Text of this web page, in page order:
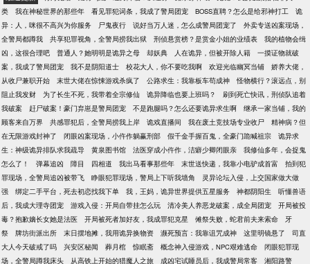
一直是品德高尚的大好人啊！
类
我在神秘世界的那些年 看见罪犯词条，我成了警局团宠 BOSS直聘？怎么是给邪神打工
诡
异：人，咪很不高兴为你服务
尸鬼夜行 说好当万人迷，怎么成警局团宠了
外卖专送凶案现场，
全警局都蹲我
共享犯罪视角，全警局捞我出狱 刑侦悬赏榜？是赏金小姐的业绩表
我的植物会缉
凶，这很合理吧
普通人？她明明是诡异之母 却妖典 人在诡异，但被开除人籍
一摸证物就破
案，我成了警局团宠
我不是阴阳道士 校花大人，你不要吃我啊 欢迎光临幽冥当铺
娇养大佬，
从收尸兼职开始
末世大佬在惊悚游戏杀疯了 公路求生：我靠板车苟成神
怪物横行？滚远点，别
阻止我发财
为了长生不死，我带着全宗修仙 诡异降临也要上班吗？
刷到死亡快讯，刑侦队追着
我破案
赶尸破案！豪门弃崽是警局团宠 不是跑腿吗？怎么还要诡异求生啊
继承一家当铺，我的
顾客来自万界
共感罪犯后，全警局捞我上岸 诡戏直播间 我在废土竞技场专业收尸
精神病？但
在无限游戏封神了
闭眼凶案现场，小仵作躺赢刑部 假千金手握百鬼，全豪门跪喊祖宗
诡异求
生：神级诡异排队求我疏导
黄泉图书馆 法医穿成小仵作，洁癖少卿闭眼亲
我修仙多年，会捉鬼
怎么了！
弹幕追凶 障目 四相道 我出马看事那些年 末世送快递，我靠小电驴成首富
拍到犯
罪现场，全警局追凶被带飞
睁眼犯罪现场，警局上下听我墙角
灵异论坛入侵，上交国家做大做
强
绑定二手平台，死去初恋找我下单 我，王妈，诡异世界提供五星服务 神都阴阳生
听懂兽语
后，我成大理寺团宠
游戏入侵：开局自带挂怎么玩 清冷美人养恶龙破案，成全局团宠
开局被投
毒？抱歉嫡长女她是法医
开局被死者加好友，我成罪犯克星 傩祭失败，蛇君前夫来索命
牙
祭
牌坊街派出所 末日摆地摊，我用诡异换物资 濒死预言：我靠诅咒成神 这里明镜悬了
司直
大人今天破戒了吗
兴安区秘闻 葬月棺 惊眠斋 概念神入侵游戏，NPC艰难逃命
闭眼犯罪现
场，全警局蹲我床头
从高铁上开始的猎魔人之旅 成凶宅试睡员后，我成警局常客 湘阳路警